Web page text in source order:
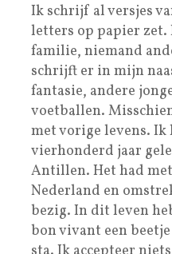
Ik schrijf al versjes
letters op papier
familie, niemand
schrijft er in mijn
fantasie, andere
voetballen.
met vorige levens.
vierhonderd jaar
Antillen. Het had
Nederland en
bezig. In dit leven
bon vivant een